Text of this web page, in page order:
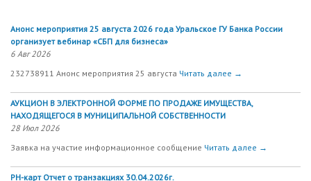
Анонс мероприятия 25 августа 2026 года Уральское ГУ Банка России
организует вебинар «СБП для бизнеса»
6 Авг 2026
232738911 Анонс мероприятия 25 августа Читать далее →
АУКЦИОН В ЭЛЕКТРОННОЙ ФОРМЕ ПО ПРОДАЖЕ ИМУЩЕСТВА,
НАХОДЯЩЕГОСЯ В МУНИЦИПАЛЬНОЙ СОБСТВЕННОСТИ
28 Июл 2026
Заявка на участие информационное сообщение Читать далее →
РН-карт Отчет о транзакциях 30.04.2026г.